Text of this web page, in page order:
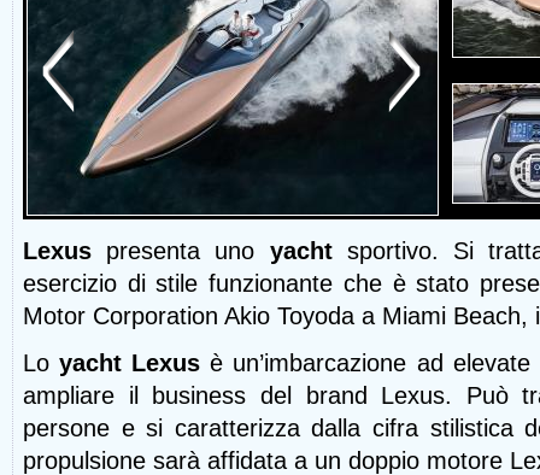
Lexus presenta uno yachtsportivo. Si
esercizio di stile funzionante che è stato
Motor Corporation Akio Toyoda a Miami Beach,
Loyacht Lexus è un’imbarcazione ad
ampliare il business del brand Lexus. Può
persone e si caratterizza dalla cifra stilistica
propulsione sarà affidata a un doppio motore